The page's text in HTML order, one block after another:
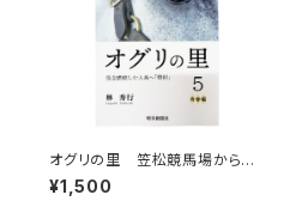
オグリの里 笠松競馬場から愛
を込めて 5 青春編
¥1,500